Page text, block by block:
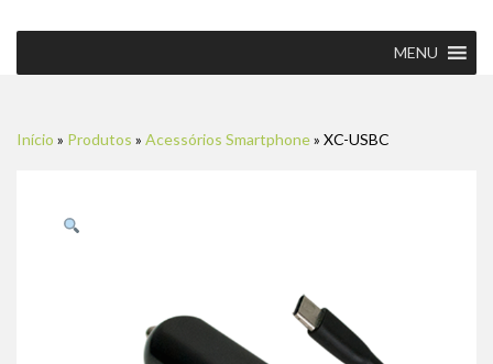
MENU
Início » Produtos » Acessórios Smartphone» XC-USBC